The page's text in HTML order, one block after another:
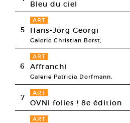
Bleu du ciel
5
ART
Hans-Jörg Georgi
Galerie Christian Berst,
6
ART
Affranchi
Galerie Patricia Dorfmann,
7 ART
OVNi folies ! 8e édition
ART